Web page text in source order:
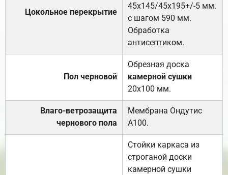
Цокольное перекрытие
45х145/45х195+/-5 мм.
с шагом 590 мм.
Обработка
антисептиком.
Пол черновой
Обрезная доска
камерной сушки
20х100 мм.
Влаго-ветрозащита
чернового пола
Мембрана Ондутис
А100.
Стойки каркаса из
строганой доски
камерной сушки